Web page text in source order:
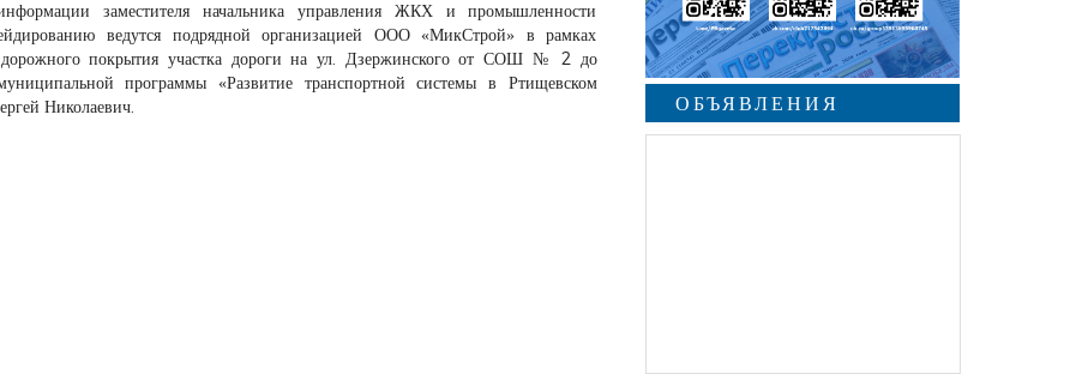
заместителя начальника управления ЖКХ и промышленности
ведутся подрядной организацией ООО «МикСтрой» в рамках
дорожного покрытия участка дороги на ул. Дзержинского от СОШ № 2 до
программы «Развитие транспортной системы в Ртищевском
Николаевич.
ОБЪЯВЛЕНИЯ